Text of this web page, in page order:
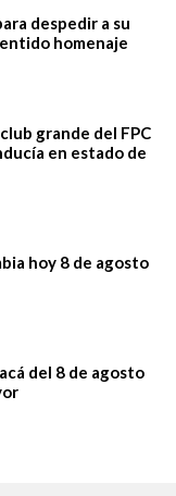
despedir a su
homenaje
grande del FPC
en estado de
hoy 8 de agosto
del 8 de agosto